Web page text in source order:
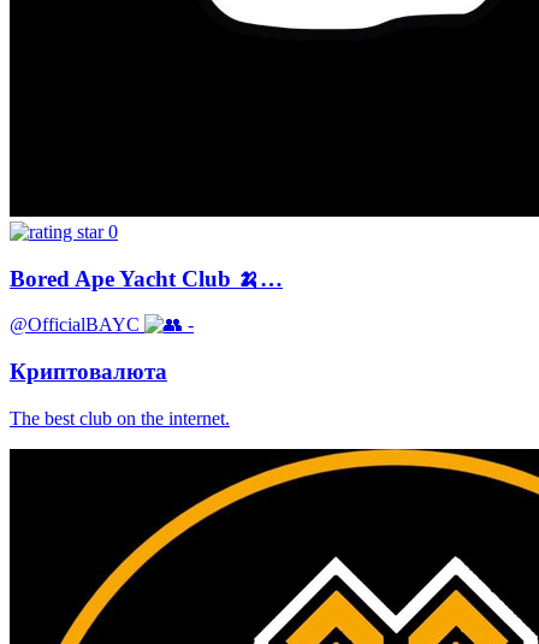
0
Bored Ape Yacht Club 🍌…
@OfficialBAYC -
Криптовалюта
The best club on the internet.